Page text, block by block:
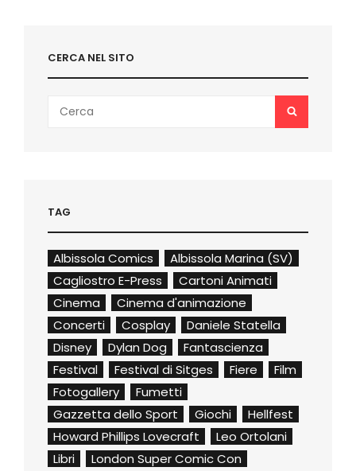
CERCA NEL SITO
for:
SEARCH
TAG
Albissola Comics
Albissola Marina (SV)
Cagliostro E-Press
Cartoni Animati
Cinema
Cinema d'animazione
Concerti
Cosplay
Daniele Statella
Disney
Dylan Dog
Fantascienza
Festival
Festival di Sitges Fiere
Film
Fotogallery
Fumetti
Gazzetta dello Sport
Giochi
Hellfest
Howard Phillips Lovecraft
Leo Ortolani
Libri
London Super Comic Con